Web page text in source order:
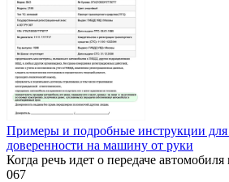
Примеры и подробные инструкции для
доверенности на машину от руки
Когда речь идет о передаче автомобиля
067